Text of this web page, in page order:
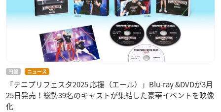
円盤 ニュース
「テニプリフェスタ2025 応援（エール）」Blu-ray &DVDが3月
25日発売！総勢39名のキャストが集結した豪華イベントを映像
化